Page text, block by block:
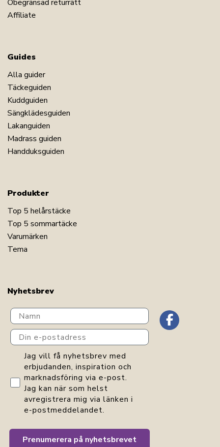
Obegränsad returrätt
Affiliate
Guides
Alla guider
Täckeguiden
Kuddguiden
Sängklädesguiden
Lakanguiden
Madrass guiden
Handduksguiden
Produkter
Top 5 helårstäcke
Top 5 sommartäcke
Varumärken
Tema
Nyhetsbrev
Navn
Din e-postadress
GDPR consent
Jag vill få nyhetsbrev med
erbjudanden, inspiration och
marknadsföring via e-post.
Jag kan när som helst
avregistrera mig via länken i
e-postmeddelandet.
Prenumerera på nyhetsbrevet